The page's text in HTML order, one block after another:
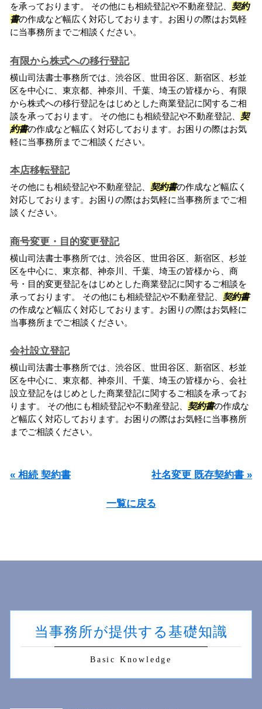
を承っております。 その他にも相続登記や不動産登記、 契約
書の作成など幅広く対応しております。お困りの際はお気軽
に当事務所までご相談ください。
有限から株式への移行登記
横山司法書士事務所では、渋谷区、世田谷区、新宿区、杉並
区を中心に、東京都、神奈川、千葉、埼玉の皆様から、有限
から株式への移行登記をはじめとした商業登記に関するご相
談を承っております。 その他にも相続登記や不動産登記、 契
約書の作成など幅広く対応しております。お困りの際はお気
軽に当事務所までご相談ください。
本店移転登記
その他にも相続登記や不動産登記、 契約書の作成など幅広く
対応しております。お困りの際はお気軽に当事務所までご相
談ください。
商号変更・目的変更登記
横山司法書士事務所では、渋谷区、世田谷区、新宿区、杉並
区を中心に、東京都、神奈川、千葉、埼玉の皆様から、商
号・目的変更登記をはじめとした商業登記に関するご相談を
承っております。 その他にも相続登記や不動産登記、 契約書
の作成など幅広く対応しております。お困りの際はお気軽に
当事務所までご相談ください。
会社設立登記
横山司法書士事務所では、渋谷区、世田谷区、新宿区、杉並
区を中心に、東京都、神奈川、千葉、埼玉の皆様から、会社
設立登記をはじめとした商業登記に関するご相談を承ってお
ります。 その他にも相続登記や不動産登記、 契約書の作成な
ど幅広く対応しております。お困りの際はお気軽に当事務所
までご相談ください。
« 相続 契約書 社名変更 既存契約書 »
一覧に戻る
当事務所が提供する基礎知識
Basic Knowledge